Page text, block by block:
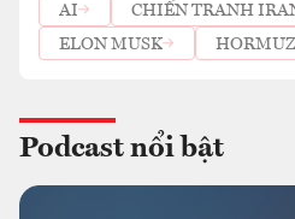
AI CHIẾN TRANH
ELON MUSK
HORMUZ
Podcast nổi bật